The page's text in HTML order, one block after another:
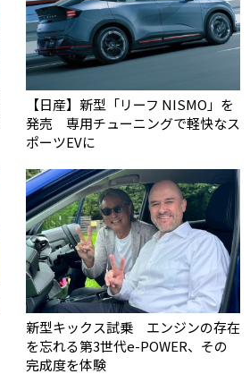
【日産】新型「リーフ NISMO」を
発売 専用チューニングで軽快なス
ポーツEVに
新型キックス試乗 エンジンの存在
を忘れる第3世代e-POWER、その
完成度を体験